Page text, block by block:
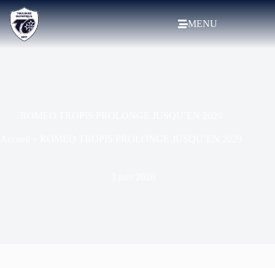
MENU